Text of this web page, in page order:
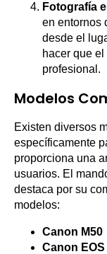
Fotografía
en entornos
desde el
hacer que
profesional.
Modelos
Existen diversos
específicamente
proporciona una
usuarios. El
destaca por su
modelos:
Canon M50
Canon EOS